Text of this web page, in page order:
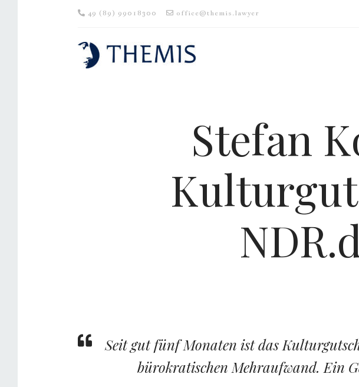
49 (89) 99018300 office@themis.lawyer
Stefan
Seit gut fünf Monaten ist das
bürokratischen Mehraufwand. Ein